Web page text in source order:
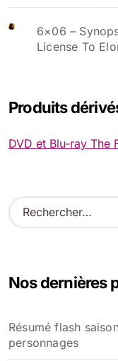
6×06 –
License To
Produits
DVD et Blu-ray The
R
e
r
e
r
Nos dernières
Résumé flash
personnages